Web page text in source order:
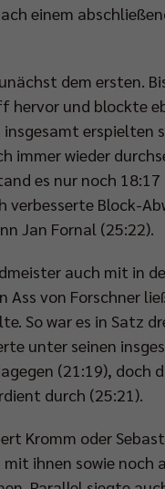
einem
dem ersten.
und blockte
erspielten
immer wieder
es nur noch
verbesserte Block-
Jan Fornal (25:22).
auch mit in
von Forschner
So war es in
unter seinen
(21:19), doch
durch (25:21).
Kromm oder
ihnen sowie noch